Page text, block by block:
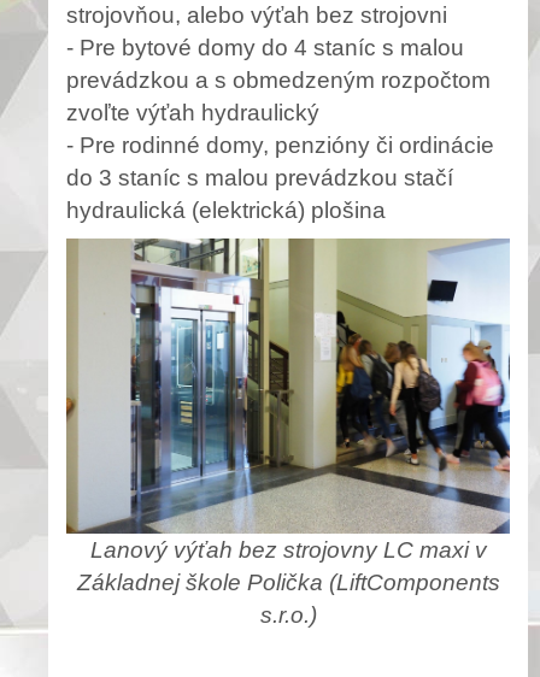
strojovňou, alebo výťah bez strojovni
- Pre bytové domy do 4 staníc s malou
prevádzkou a s obmedzeným rozpočtom
zvoľte výťah hydraulický
- Pre rodinné domy, penzióny či ordinácie
do 3 staníc s malou prevádzkou stačí
hydraulická (elektrická) plošina
Lanový výťah bez strojovny LC maxi v
Základnej škole Polička (LiftComponents
s.r.o.)